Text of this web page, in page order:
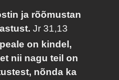
ja rõõmustan
Jr 31,13
on kindel,
nii nagu teil on
nõnda ka